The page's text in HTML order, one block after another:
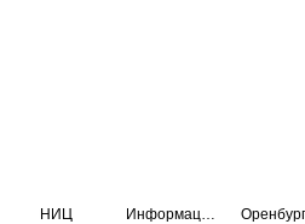
НИЦ